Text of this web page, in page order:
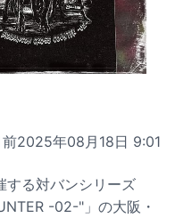
前2025年08月18日 9:01
る対バンシリーズ
-02-"」の大阪・